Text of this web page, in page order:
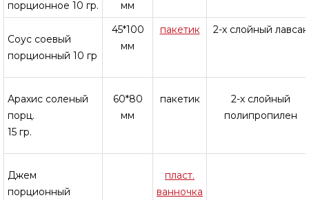
порционное 10 гр.
мм
Соус соевый
порционный 10 гр
45*100
мм
пакетик 2-х слойный лавсан
Арахис соленый
порц.
15 гр.
60*80
мм
пакетик
2-х слойный
полипропилен
Джем
порционный
пласт.
ванночка